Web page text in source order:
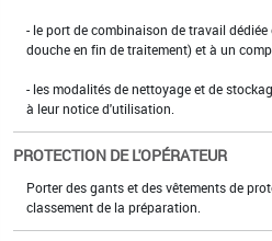
- le port de combinaison de travail
douche en fin de traitement) et à un
- les modalités de nettoyage et de
à leur notice d'utilisation.
PROTECTION DE L'OPÉRATEUR
Porter des gants et des vêtements de
classement de la préparation.